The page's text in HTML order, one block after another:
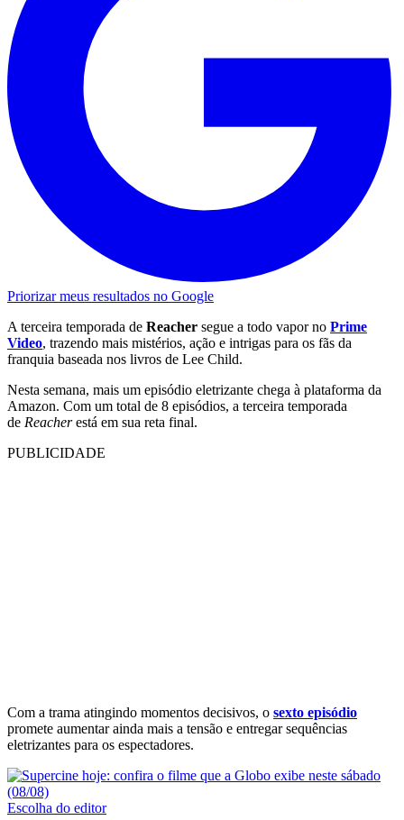
Priorizar meus resultados no Google
A terceira temporada de Reacher segue a todo vapor no Prime
Video, trazendo mais mistérios, ação e intrigas para os fãs da
franquia baseada nos livros de Lee Child.
Nesta semana, mais um episódio eletrizante chega à plataforma da
Amazon. Com um total de 8 episódios, a terceira temporada
de Reacherestá em sua reta final.
PUBLICIDADE
Com a trama atingindo momentos decisivos, o sexto episódio
promete aumentar ainda mais a tensão e entregar sequências
eletrizantes para os espectadores.
Escolha do editor